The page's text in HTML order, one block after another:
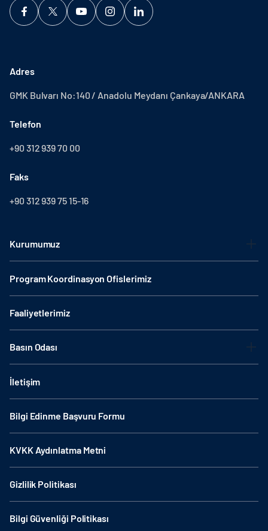
Adres
GMK Bulvarı No:140 / Anadolu Meydanı Çankaya/ANKARA
Telefon
+90 312 939 70 00
Faks
+90 312 939 75 15-16
Kurumumuz
Program Koordinasyon Ofislerimiz
Faaliyetlerimiz
Basın Odası
İletişim
Bilgi Edinme Başvuru Formu
KVKK Aydınlatma Metni
Gizlilik Politikası
Bilgi Güvenliği Politikası